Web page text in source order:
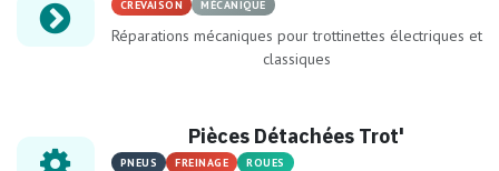
CREVAISON MÉCANIQUE
Réparations mécaniques pour trottinettes électriques et
classiques
Pièces Détachées Trot'
PNEUS FREINAGE ROUES